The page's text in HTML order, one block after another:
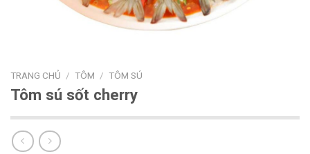
TRANG CHỦ / TÔM / TÔM SÚ
Tôm sú sốt cherry